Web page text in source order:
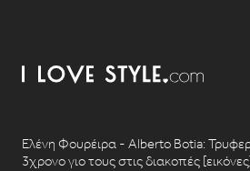
Ελένη Φουρέιρα - Alberto Botia:
3χρονο γιο τους στις διακοπές